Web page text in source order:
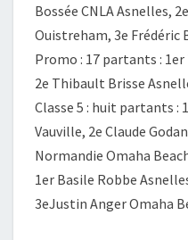
Bossée CNLA Asnelles,
Ouistreham, 3e Frédéric
Promo : 17 partants :
2e Thibault Brisse
Classe 5 : huit partants :
Vauville, 2e Claude
Normandie Omaha
1er Basile Robbe
3eJustin Anger Omaha